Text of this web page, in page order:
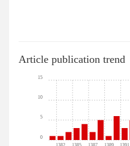
Article publication trend
0
5
10
15